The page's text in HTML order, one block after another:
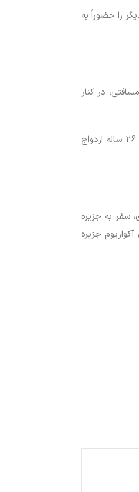
را حضوراً به
در کنار
از آنجائیکه دوست و فامیل من، آقای شهاب، در هنگام دادن شماره تلفن گفته بود: این خانم، در یک سالگی ازدواج، شوهرش را در اثر سانحه تصادف از دست داده، و 26 ساله ازدواج
سفر به جزیره
جزیره